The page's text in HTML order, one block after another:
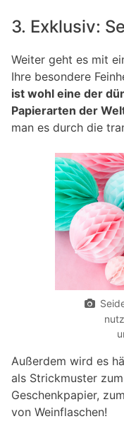
3. Exklusiv:
Weiter geht es mit
Ihre besondere
ist wohl eine der
Papierarten der
man es durch die
Außerdem wird es
als Strickmuster
Geschenkpapier,
von Weinflaschen!